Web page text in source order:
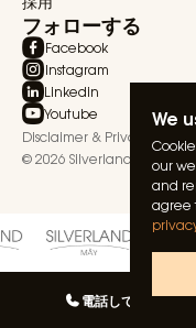
We
our
and
agree
フォローする
Facebook
Instagram
Linkedin
Youtube
Disclaimer & Privacy
© 2026 Silverland
電話してね